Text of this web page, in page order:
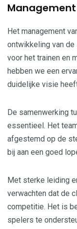
Het management
ontwikkeling van
voor het trainen en
hebben we een
duidelijke visie
De samenwerking
essentieel. Het
afgestemd op de
bij aan een goed
Met sterke leiding
verwachten dat de
competitie. Het is
spelers te